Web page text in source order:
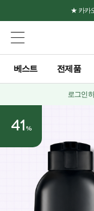
★ 카카
베스트 전제품
로그인
41 %